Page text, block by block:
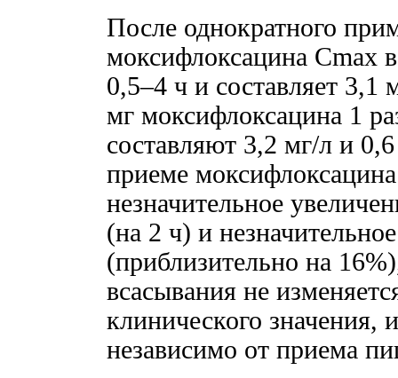
После однократного
моксифлоксацина Cmax
0,5–4 ч и составляет
мг моксифлоксацина 1
составляют 3,2 мг/л и
приеме
незначительное
(на 2 ч) и
(приблизительно на
всасывания не
клинического значения,
независимо от приема